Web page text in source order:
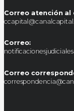
Correo atención al
Correo:
Correo